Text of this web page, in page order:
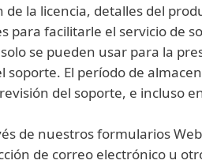
la licencia, detalles del
para facilitarle el servicio de
se pueden usar para la
soporte. El período de
del soporte, e incluso
de nuestros formularios
de correo electrónico u